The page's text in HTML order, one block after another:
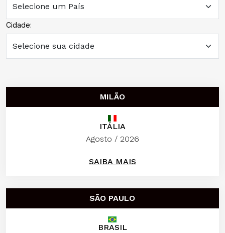
Cidade:
MILÃO
ITÁLIA
Agosto / 2026
SAIBA MAIS
SÃO PAULO
BRASIL